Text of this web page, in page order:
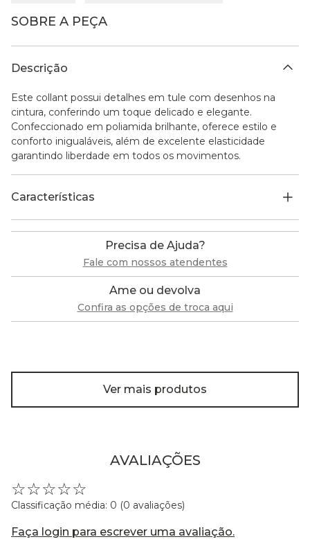
SOBRE A PEÇA
Descrição
Este collant possui detalhes em tule com desenhos na
cintura, conferindo um toque delicado e elegante.
Confeccionado em poliamida brilhante, oferece estilo e
conforto inigualáveis, além de excelente elasticidade
garantindo liberdade em todos os movimentos.
Características
Precisa de Ajuda?
Fale com nossos atendentes
Ame ou devolva
Confira as opções de troca aqui
Ver mais produtos
AVALIAÇÕES
☆☆☆☆☆
Classificação média: 0 (0 avaliações)
Faça login para escrever uma avaliação.